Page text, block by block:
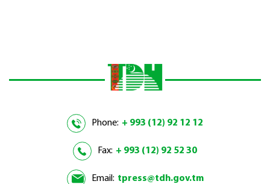
Phone: + 993 (12) 92 12 12
Fax: + 993 (12) 92 52 30
Email: tpress@tdh.gov.tm